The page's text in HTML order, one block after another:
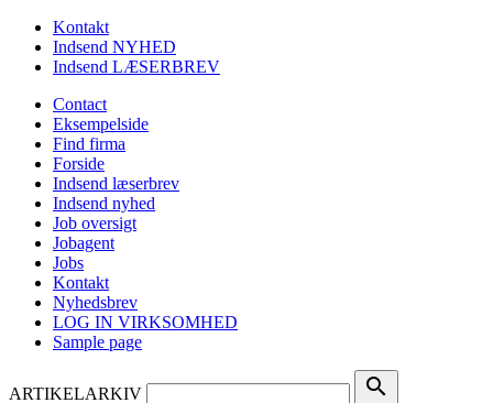
Kontakt
Indsend NYHED
Indsend LÆSERBREV
Contact
Eksempelside
Find firma
Forside
Indsend læserbrev
Indsend nyhed
Job oversigt
Jobagent
Jobs
Kontakt
Nyhedsbrev
LOG IN VIRKSOMHED
Sample page
ARTIKELARKIV search